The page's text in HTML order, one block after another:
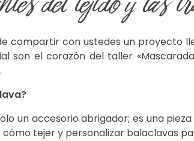
compartir con ustedes un proyecto
son el corazón del taller
un accesorio abrigador; es una
tejer y personalizar balaclavas